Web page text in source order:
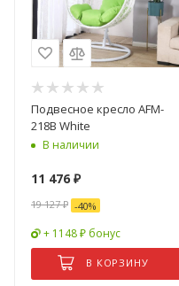
Подвесное кресло AFM-
218B White
В наличии
11 476 ₽
19 127₽ -40%
+ 1148 ₽ бонус
В КОРЗИНУ